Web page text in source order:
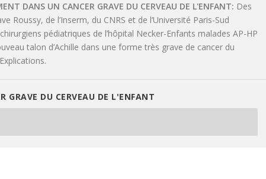
DANS UN CANCER GRAVE DU CERVEAU DE L'ENFANT Des
Roussy, de l’Inserm, du CNRS et de l’Université Paris-Sud
pédiatriques de l’hôpital Necker-Enfants malades AP-HP
talon d’Achille dans une forme très grave de cancer du
GRAVE DU CERVEAU DE L'ENFANT